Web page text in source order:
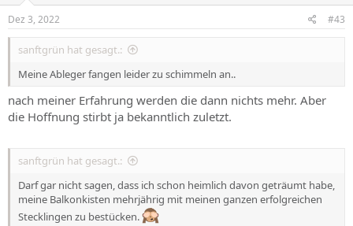
Dez 3, 2022 #43
sanftgrün hat gesagt.:
Meine Ableger fangen leider zu schimmeln an..
nach meiner Erfahrung werden die dann nichts mehr. Aber
die Hoffnung stirbt ja bekanntlich zuletzt.
sanftgrün hat gesagt.:
Darf gar nicht sagen, dass ich schon heimlich davon geträumt habe,
meine Balkonkisten mehrjährig mit meinen ganzen erfolgreichen
Stecklingen zu bestücken.